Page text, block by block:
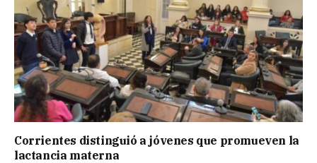
Corrientes distinguió a jóvenes que promueven la
lactancia materna